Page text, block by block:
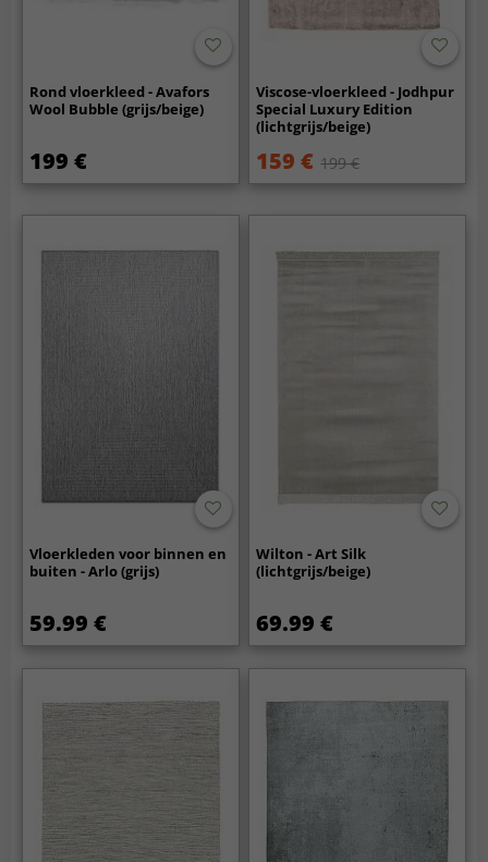
Rond vloerkleed - Avafors
Wool Bubble (grijs/beige)
199 €
Viscose-vloerkleed - Jodhpur
Special Luxury Edition
(lichtgrijs/beige)
159 € 199 €
Vloerkleden voor binnen en
buiten - Arlo (grijs)
59.99 €
Wilton - Art Silk
(lichtgrijs/beige)
69.99 €